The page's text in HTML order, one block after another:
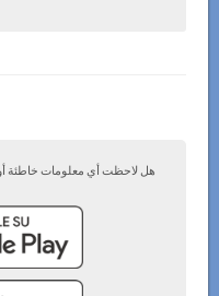
هل لاحظت أي معلومات خاطئة